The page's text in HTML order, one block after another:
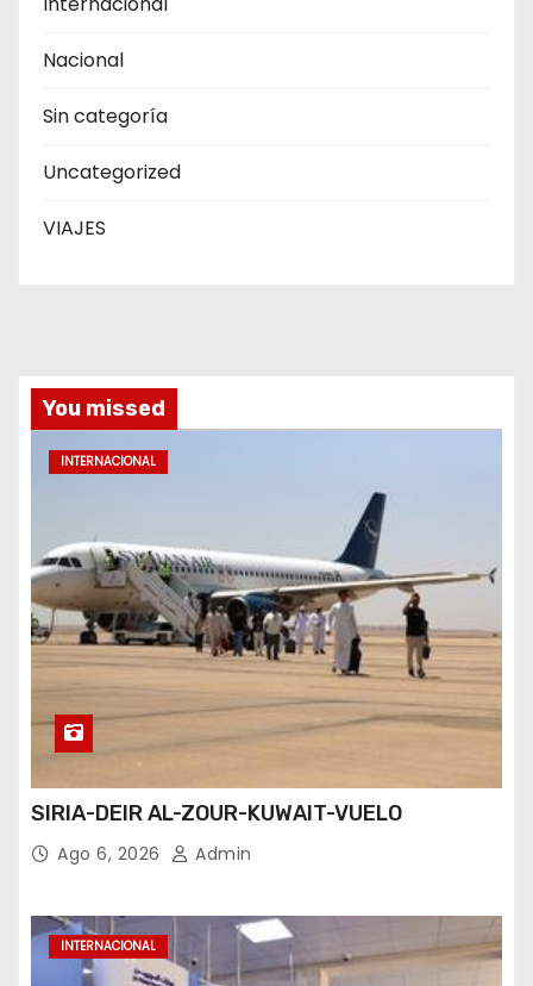
Nacional
Sin categoría
Uncategorized
VIAJES
You missed
INTERNACIONAL
SIRIA-DEIR AL-ZOUR-KUWAIT-VUELO
Ago 6, 2026 Admin
INTERNACIONAL